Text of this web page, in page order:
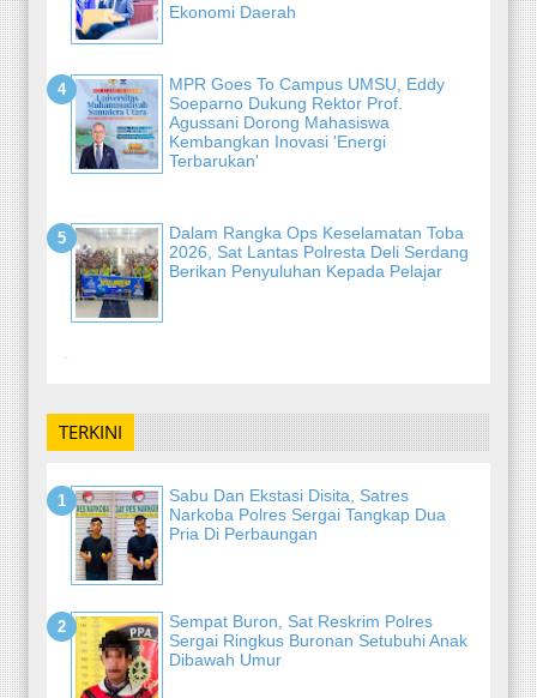
Ekonomi Daerah
MPR Goes To Campus UMSU, Eddy
Soeparno Dukung Rektor Prof.
Agussani Dorong Mahasiswa
Kembangkan Inovasi 'Energi
Terbarukan'
Dalam Rangka Ops Keselamatan Toba
2026, Sat Lantas Polresta Deli Serdang
Berikan Penyuluhan Kepada Pelajar
-
TERKINI
Sabu Dan Ekstasi Disita, Satres
Narkoba Polres Sergai Tangkap Dua
Pria Di Perbaungan
Sempat Buron, Sat Reskrim Polres
Sergai Ringkus Buronan Setubuhi Anak
Dibawah Umur